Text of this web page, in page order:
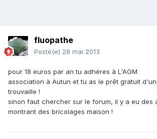
fluopathe
Posté(e) 28 mai 2013
pour 18 euros par an tu adhères à L'AGM
association à Autun et tu as le prêt gratuit
trouvaille !
sinon faut chercher sur le forum, il y a eu des
montrant des bricolages maison !